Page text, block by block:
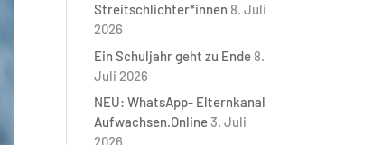
Streitschlichter*innen 8. Juli
2026
Ein Schuljahr geht zu Ende 8.
Juli 2026
NEU: WhatsApp- Elternkanal
Aufwachsen.Online3. Juli
2026